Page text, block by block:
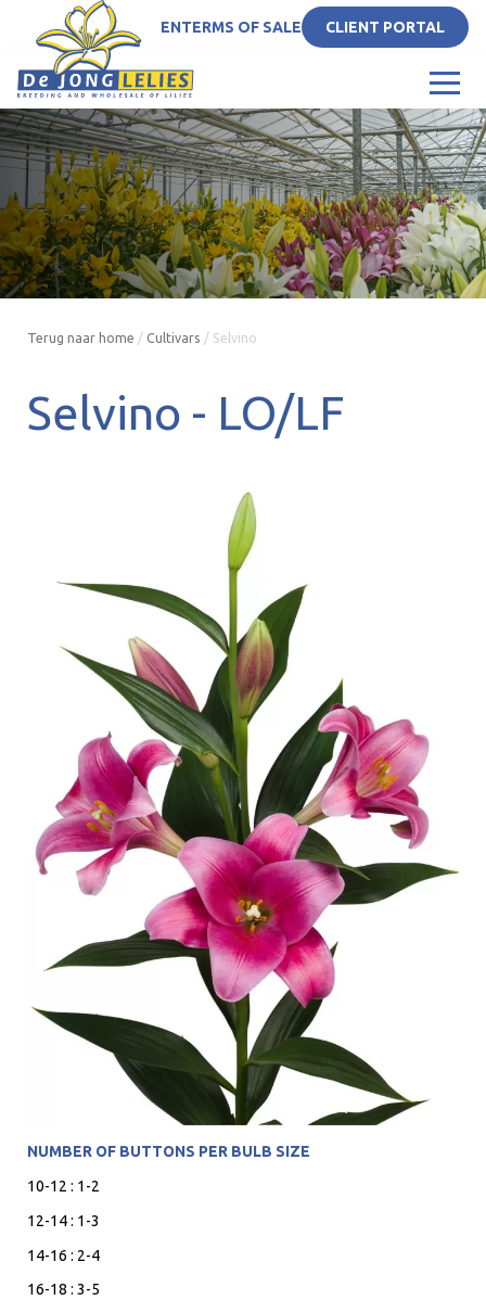
ENTERMS OF SALE CLIENT PORTAL
Terug naar home / Cultivars / Selvino
Selvino - LO/LF
NUMBER OF BUTTONS PER BULB SIZE
10-12 : 1-2
12-14 : 1-3
14-16 : 2-4
16-18 : 3-5